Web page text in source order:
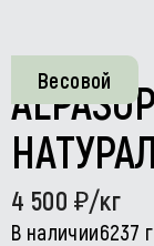
Весовой
4 500 /кг
В наличии6237 г